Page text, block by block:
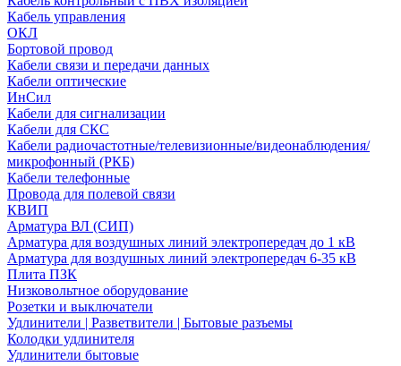
Кабель управления
ОКЛ
Бортовой провод
Кабели связи и передачи данных
Кабели оптические
ИнСил
Кабели для сигнализации
Кабели для СКС
Кабели радиочастотные/телевизионные/видеонаблюдения/
микрофонный (РКБ)
Кабели телефонные
Провода для полевой связи
КВИП
Арматура ВЛ (СИП)
Арматура для воздушных линий электропередач до 1 кВ
Арматура для воздушных линий электропередач 6-35 кВ
Плита ПЗК
Низковольтное оборудование
Розетки и выключатели
Удлинители | Разветвители | Бытовые разъемы
Колодки удлинителя
Удлинители бытовые